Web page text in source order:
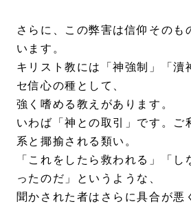
さらに、この弊害は信仰そのも
います。
キリスト教には「神強制」「瀆
セ信心の種として、
強く嗜める教えがあります。
いわば「神との取引」です。ご
系と揶揄される類い。
「これをしたら救われる」「
ったのだ」というような、
聞かされた者はさらに具合が悪